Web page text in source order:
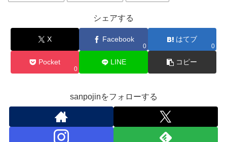
シェアする
X Facebook
0
はてブ
0
Pocket
0
LINE コピー
sanpojinをフォローする